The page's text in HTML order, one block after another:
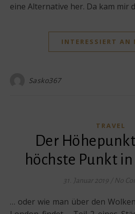
eine Alternative her. Da kam mir
INTERESSIERT AN
Sasko367
TRAVEL
Der
höchste Punkt
31. Januar 2019 / No
… oder wie man über den